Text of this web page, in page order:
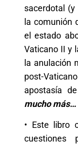
sacerdotal
la comunión
el estado
Vaticano II y
la anulación
post-
apostasía
mucho más…
• Este libro
cuestiones